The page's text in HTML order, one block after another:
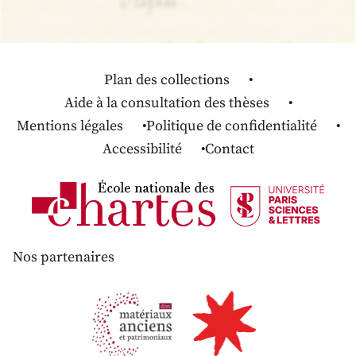
Plan des collections
Aide à la consultation des thèses
Mentions légales
Politique de confidentialité
Accessibilité
Contact
Nos partenaires